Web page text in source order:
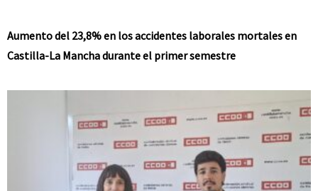
Aumento del 23,8% en los accidentes laborales mortales en
Castilla-La Mancha durante el primer semestre